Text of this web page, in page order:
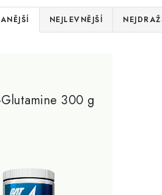
NEJLEVNĚJŠÍ
300 g